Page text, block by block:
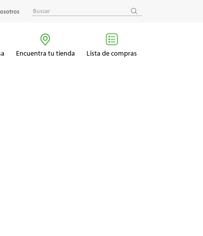
Encuentra tu tienda Lista de compras